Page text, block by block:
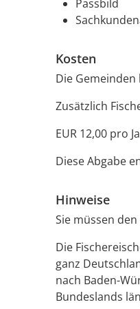
Passbild
Kosten
Die
Zusätzlich
EUR 12,00 pro
Diese Abgabe
Hinweise
Sie müssen
Die
ganz
nach Baden-
Bundeslands